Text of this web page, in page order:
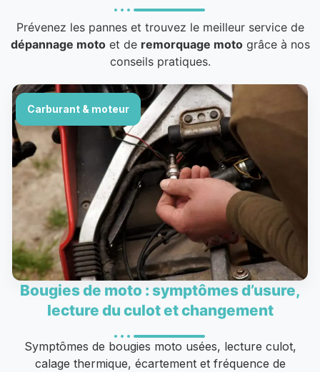
Prévenez les pannes et trouvez le meilleur service de
dépannage motoet de remorquage motogrâce à nos
conseils pratiques.
Carburant & moteur
Bougies de moto : symptômes d’usure,
lecture du culot et changement
Symptômes de bougies moto usées, lecture culot,
calage thermique, écartement et fréquence de